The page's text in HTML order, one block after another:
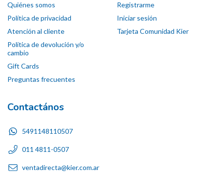
Quiénes somos
Política de privacidad
Atención al cliente
Política de devolución y/o
cambio
Gift Cards
Preguntas frecuentes
Registrarme
Iniciar sesión
Tarjeta Comunidad Kier
Contactános
5491148110507
011 4811-0507
ventadirecta@kier.com.ar